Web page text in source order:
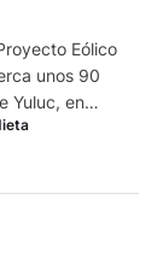
Eólico
unos 90
Yuluc, en
potencia de
generar